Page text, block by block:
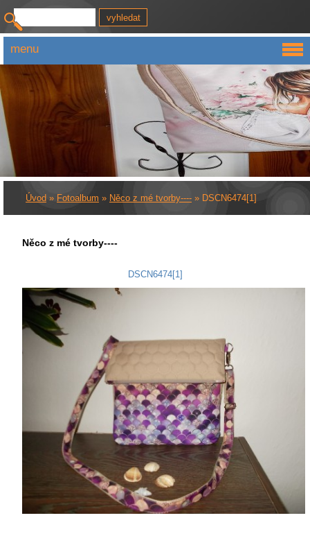
Úvod » Fotoalbum » Něco z mé tvorby---- » DSCN6474[1]
Něco z mé tvorby----
DSCN6474[1]
menu